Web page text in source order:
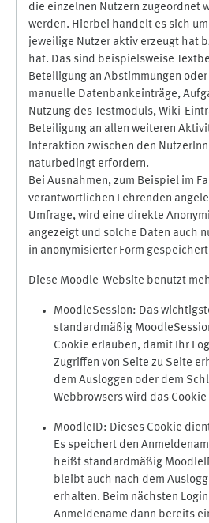
die einzelnen Nutzern zugeordnet
werden. Hierbei handelt es sich
jeweilige Nutzer aktiv erzeugt hat
hat. Das sind beispielsweise
Beteiligung an Abstimmungen
manuelle Datenbankeinträge,
Nutzung des Testmoduls, Wiki-
Beteiligung an allen weiteren
Interaktion zwischen den
naturbedingt erfordern.
Bei Ausnahmen, zum Beispiel im
verantwortlichen Lehrenden
Umfrage, wird eine direkte
angezeigt und solche Daten auch
in anonymisierter Form
Diese Moodle-Website benutzt
MoodleSession: Das
standardmäßig
Cookie erlauben, damit Ihr
Zugriffen von Seite zu Seite
dem Ausloggen oder dem
Webbrowsers wird das
MoodleID: Dieses Cookie
Es speichert den
heißt standardmäßig
bleibt auch nach dem
erhalten. Beim nächsten
Anmeldename dann bereits